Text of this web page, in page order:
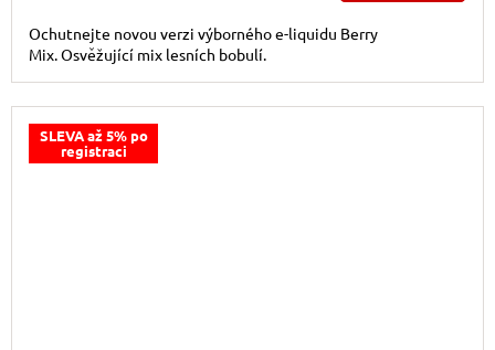
Ochutnejte novou verzi výborného e-liquidu Berry
Mix. Osvěžující mix lesních bobulí.
SLEVA až 5% po
registraci